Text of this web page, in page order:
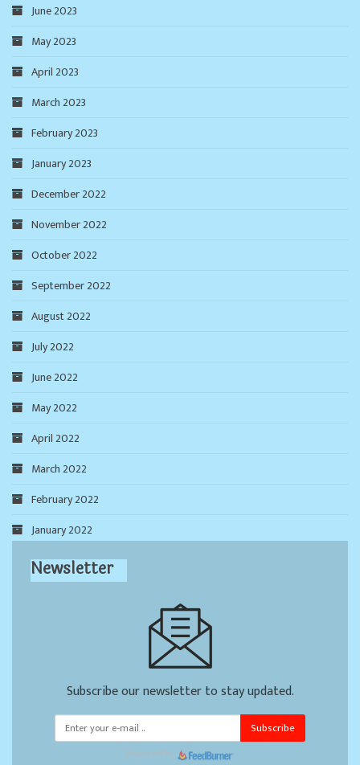
June 2023
May 2023
April 2023
March 2023
February 2023
January 2023
December 2022
November 2022
October 2022
September 2022
August 2022
July 2022
June 2022
May 2022
April 2022
March 2022
February 2022
January 2022
Newsletter
Subscribe our newsletter to stay updated.
Subscribe